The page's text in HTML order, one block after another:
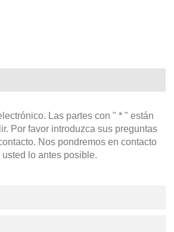
Las partes con " * " están
Por favor introduzca sus preguntas
Nos pondremos en contacto
usted lo antes posible.